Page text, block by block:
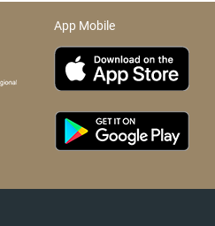
App Mobile